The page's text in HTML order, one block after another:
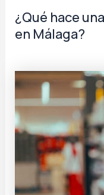
¿Qué hace
en Málaga?